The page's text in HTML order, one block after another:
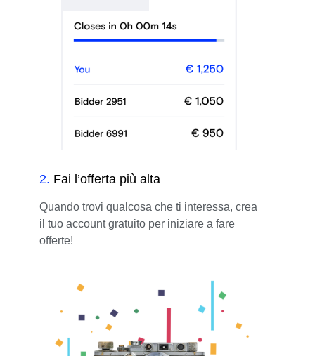
2. Fai l’offerta più alta
Quando trovi qualcosa che ti interessa, crea
il tuo account gratuito per iniziare a fare
offerte!